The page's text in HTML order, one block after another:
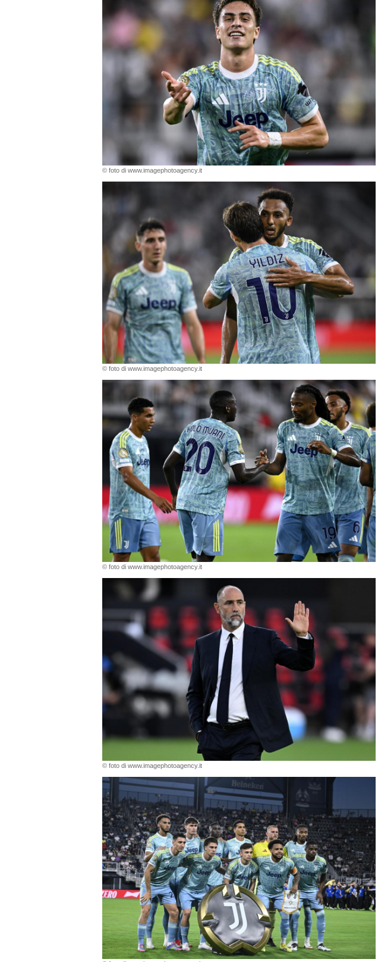
© foto di www.imagephotoagency.it
© foto di www.imagephotoagency.it
© foto di www.imagephotoagency.it
© foto di www.imagephotoagency.it